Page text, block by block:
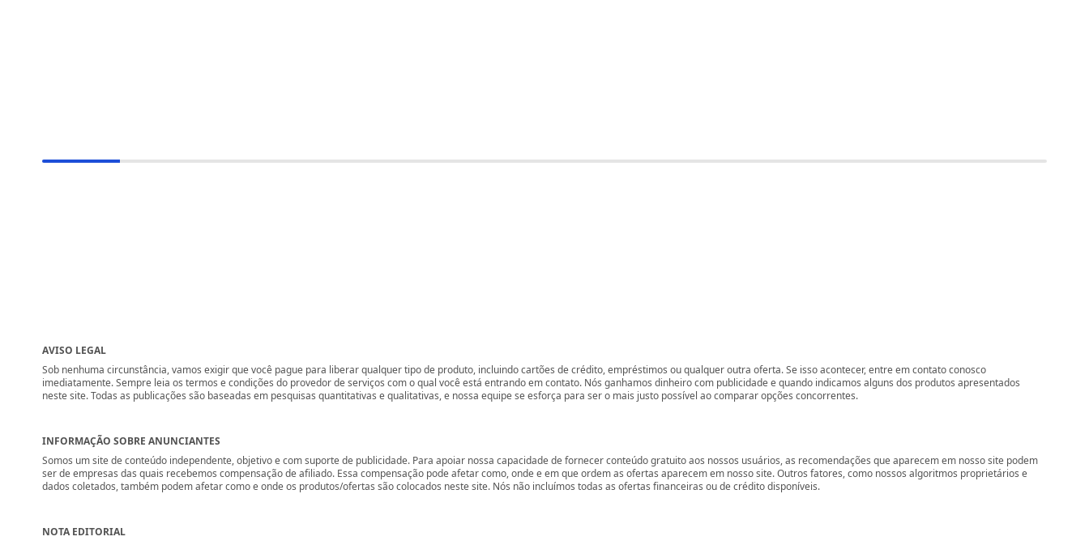
AVISO LEGAL
Sob nenhuma circunstância, vamos exigir que você pague para liberar qualquer tipo de produto, incluindo cartões de crédito, empréstimos ou qualquer outra oferta. Se isso acontecer, entre em contato conosco
imediatamente. Sempre leia os termos e condições do provedor de serviços com o qual você está entrando em contato. Nós ganhamos dinheiro com publicidade e quando indicamos alguns dos produtos apresentados
neste site. Todas as publicações são baseadas em pesquisas quantitativas e qualitativas, e nossa equipe se esforça para ser o mais justo possível ao comparar opções concorrentes.
INFORMAÇÃO SOBRE ANUNCIANTES
Somos um site de conteúdo independente, objetivo e com suporte de publicidade. Para apoiar nossa capacidade de fornecer conteúdo gratuito aos nossos usuários, as recomendações que aparecem em nosso site podem
ser de empresas das quais recebemos compensação de afiliado. Essa compensação pode afetar como, onde e em que ordem as ofertas aparecem em nosso site. Outros fatores, como nossos algoritmos proprietários e
dados coletados, também podem afetar como e onde os produtos/ofertas são colocados neste site. Nós não incluímos todas as ofertas financeiras ou de crédito disponíveis.
NOTA EDITORIAL